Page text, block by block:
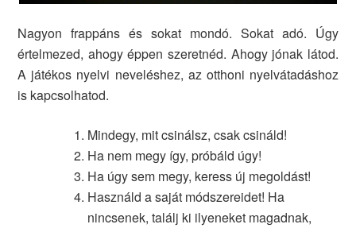
Nagyon frappáns és sokat mondó. Sokat adó. Úgy
értelmezed, ahogy éppen szeretnéd. Ahogy jónak látod.
A játékos nyelvi neveléshez, az otthoni nyelvátadáshoz
is kapcsolhatod.
Mindegy, mit csinálsz, csak csináld!
Ha nem megy így, próbáld úgy!
Ha úgy sem megy, keress új megoldást!
Használd a saját módszereidet! Ha
nincsenek, találj ki ilyeneket magadnak,